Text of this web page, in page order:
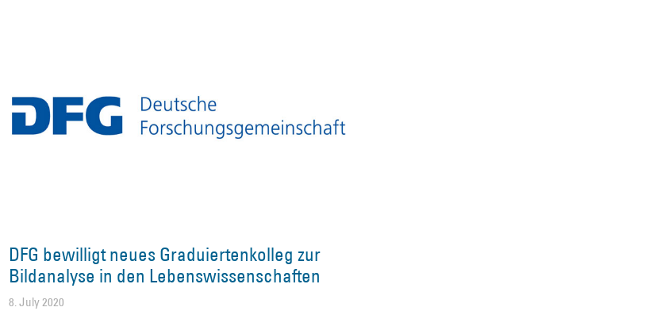
DFG bewilligt neues Graduiertenkolleg zur
Bildanalyse in den Lebenswissenschaften
8. July 2020